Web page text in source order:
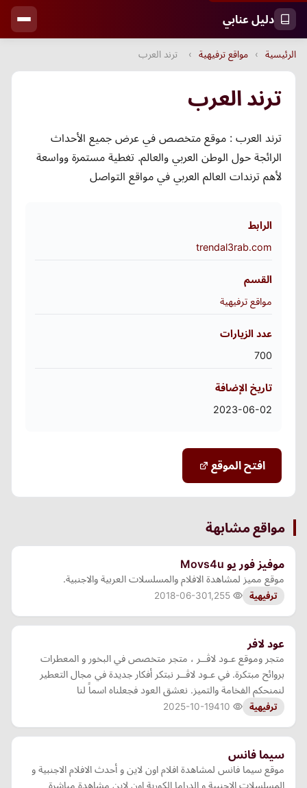
دليل عنابي
الرئيسية › مواقع ترفيهية › ترند العرب
ترند العرب
ترند العرب : موقع متخصص في عرض جميع الأحداث
الرائجة حول الوطن العربي والعالم. تغطية مستمرة وواسعة
لأهم ترندات العالم العربي في مواقع التواصل
الرابط
trendal3rab.com
القسم
مواقع ترفيهية
عدد الزيارات
700
تاريخ الإضافة
2023-06-02
افتح الموقع
مواقع مشابهة
موفيز فور يو Movs4u
موقع مميز لمشاهدة الافلام والمسلسلات العربية والاجنبية.
ترفيهية 2018-06-30
عود لافر
متجر وموقع عـود لاڤــر ، متجر متخصص في البخور و المعطرات
بروائح مبتكرة. في عـود لاڤــر نبتكر أفكار جديدة في مجال التعطير
لنمنحكم الفخامة والتميز. نعشق العود فجعلناه اسماً لنا
ترفيهية 2025-10-19
سيما فانس
موقع سيما فانس لمشاهدة افلام اون لاين و أحدث الافلام الاجنبية و
المسلسلات الاجنبية و الدراما الكورية اون لاين مشاهدة مباشرة